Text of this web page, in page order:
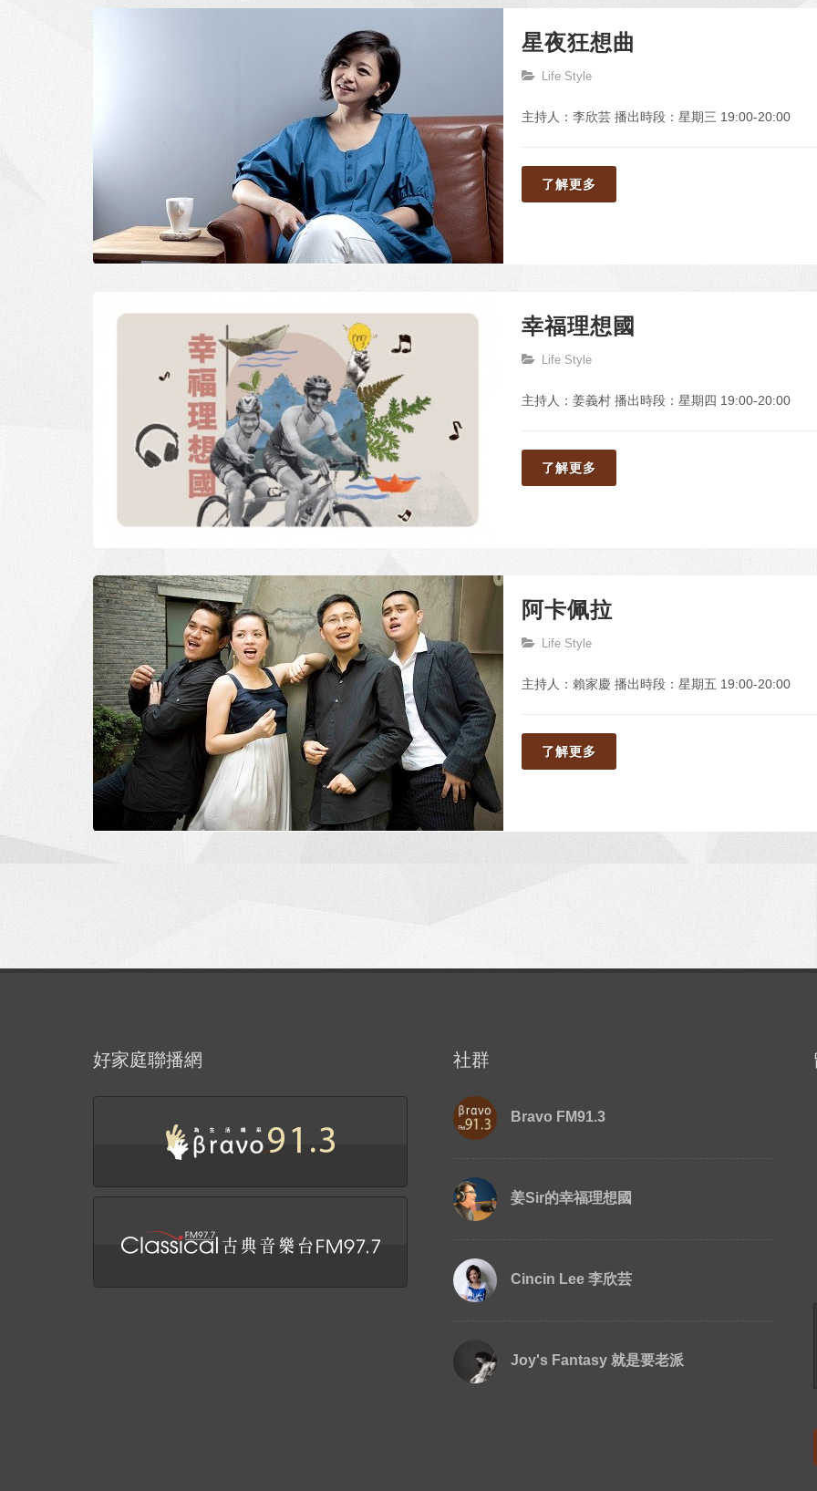
星夜狂想曲
Life Style
主持人：李欣芸 播出時段：星期三 19:00-20:00
了解更多
幸福理想國
Life Style
主持人：姜義村 播出時段：星期四 19:00-20:00
了解更多
阿卡佩拉
Life Style
主持人：賴家慶 播出時段：星期五 19:00-20:00
了解更多
好家庭聯播網 社群
Bravo FM91.3
姜Sir的幸福理想國
Cincin Lee 李欣芸
Joy's Fantasy 就是要老派